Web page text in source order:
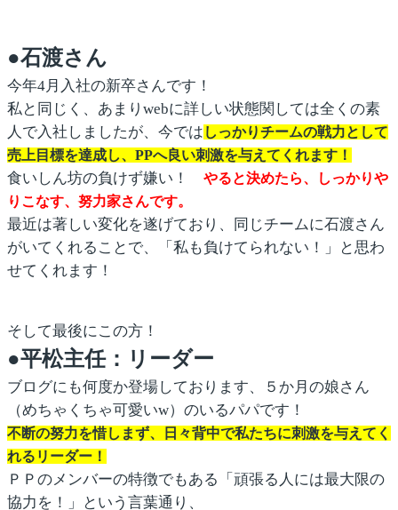
●石渡さん
今年4月入社の新卒さんです！
私と同じく、あまりwebに詳しい状態関しては全くの素
人で入社しましたが、今では しっかりチームの戦力として
売上目標を達成し、PPへ良い刺激を与えてくれます！
食いしん坊の負けず嫌い！ やると決めたら、しっかりや
りこなす、努力家さんです。
最近は著しい変化を遂げており、同じチームに石渡さん
がいてくれることで、「私も負けてられない！」と思わ
せてくれます！
そして最後にこの方！
●平松主任：リーダー
ブログにも何度か登場しております、５か月の娘さん
（めちゃくちゃ可愛いw）のいるパパです！
不断の努力を惜しまず、日々背中で私たちに刺激を与えてく
れるリーダー！
ＰＰのメンバーの特徴でもある「頑張る人には最大限の
協力を！」という言葉通り、